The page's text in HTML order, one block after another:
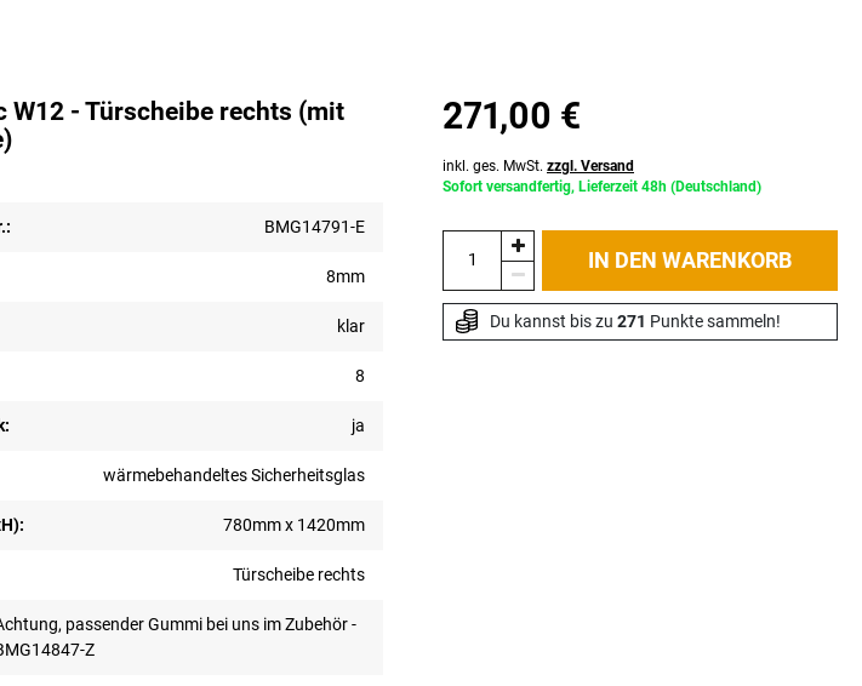
W12 - Türscheibe rechts (mit
BMG14791-E
8mm
klar
8
ja
wärmebehandeltes Sicherheitsglas
780mm x 1420mm
Türscheibe rechts
passender Gummi bei uns im Zubehör -
Z
271,00 €
inkl. ges. MwSt. zzgl. Versand
Sofort versandfertig, Lieferzeit 48h (Deutschland)
IN DEN WARENKORB
Du kannst bis zu 271 Punkte sammeln!